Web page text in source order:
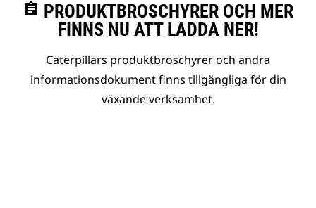
assignment PRODUKTBROSCHYRER OCH MER
FINNS NU ATT LADDA NER!
Caterpillars produktbroschyrer och andra
informationsdokument finns tillgängliga för din
växande verksamhet.